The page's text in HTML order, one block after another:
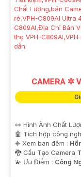
CAMERA ✲
👀 Hình Ành Chất
🤖️ Tích hợp công
❈ Xem ban đêm :
🐉️ Cấu Tạo Camera
️💫 Ưu Điểm : Công